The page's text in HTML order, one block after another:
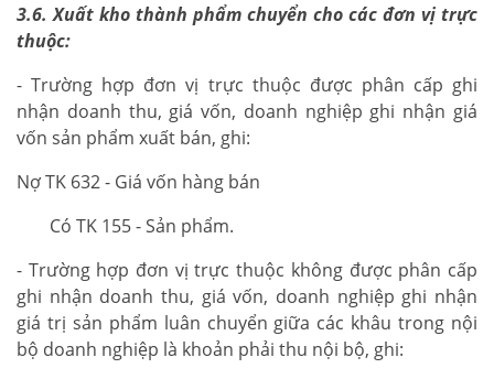
3.6. Xuất kho thành phẩm chuyển cho các đơn vị trực
thuộc:
- Trường hợp đơn vị trực thuộc được phân cấp ghi
nhận doanh thu, giá vốn, doanh nghiệp ghi nhận giá
vốn sản phẩm xuất bán, ghi:
Nợ TK 632 - Giá vốn hàng bán
Có TK 155 - Sản phẩm.
- Trường hợp đơn vị trực thuộc không được phân cấp
ghi nhận doanh thu, giá vốn, doanh nghiệp ghi nhận
giá trị sản phẩm luân chuyển giữa các khâu trong nội
bộ doanh nghiệp là khoản phải thu nội bộ, ghi: